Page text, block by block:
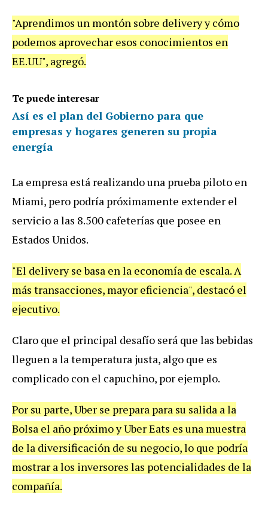
"Aprendimos un montón sobre deliveryy cómo
podemos aprovechar esos conocimientos en
EE.UU", agregó.
Te puede interesar
Así es el plan del Gobierno para que
empresas y hogares generen su propia
energía
La empresa está realizandouna prueba piloto en
Miami, pero podría próximamente extender el
servicio alas 8.500 cafeterías que posee en
Estados Unidos.
"El delivery se basa enla economía de escala.A
más transacciones, mayor eficiencia", destacó el
ejecutivo.
Claro que el principal desafío será que las bebidas
lleguen alatemperatura justa, algo que es
complicado con el capuchino, por ejemplo.
Por su parte,Uber se prepara para su salida ala
Bolsa el año próximoyUberEats es una muestra
de la diversificación de su negocio,lo que podría
mostrar alos inversores las potencialidades de la
compañía.